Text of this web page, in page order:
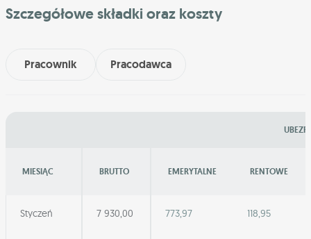
Szczegółowe składki oraz koszty
Pracownik Pracodawca
MIESIĄC BRUTTO EMERYTALNE RENTOWE
Styczeń 7 930,00 773,97 118,95